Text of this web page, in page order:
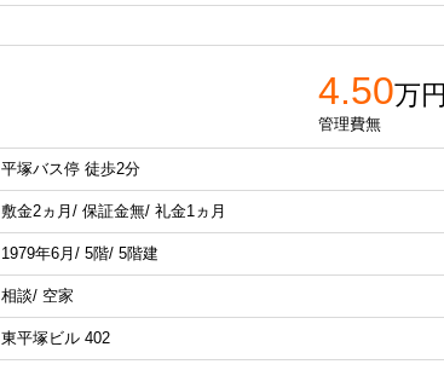
4.50万円
管理費無
平塚バス停 徒歩2分
敷金2ヵ月/ 保証金無/ 礼金1ヵ月
1979年6月/ 5階/ 5階建
相談/ 空家
東平塚ビル 402